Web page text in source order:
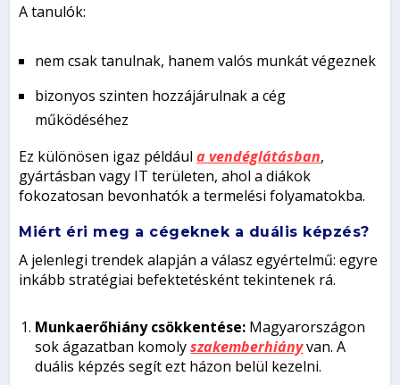
A tanulók:
nem csak tanulnak, hanem valós munkát végeznek
bizonyos szinten hozzájárulnak a cég
működéséhez
Ez különösen igaz példáula vendéglátásban,
gyártásban vagy IT területen, ahol a diákok
fokozatosan bevonhatók a termelési folyamatokba.
Miért éri meg a cégeknek a duális képzés?
A jelenlegi trendek alapján a válasz egyértelmű: egyre
inkább stratégiai befektetésként tekintenek rá.
Munkaerőhiány csökkentése: Magyarországon
sok ágazatban komolyszakemberhiányvan. A
duális képzés segít ezt házon belül kezelni.